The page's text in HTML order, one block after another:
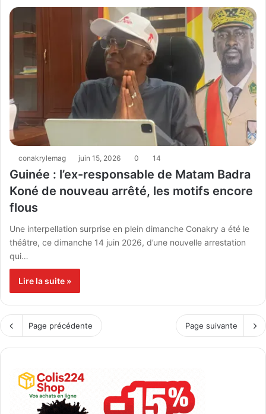
conakrylemag juin 15, 2026 0 14
Guinée : l’ex-responsable de Matam Badra
Koné de nouveau arrêté, les motifs encore
flous
Une interpellation surprise en plein dimanche Conakry a été le
théâtre, ce dimanche 14 juin 2026, d’une nouvelle arrestation
qui…
Lire la suite »
Page précédente Page suivante